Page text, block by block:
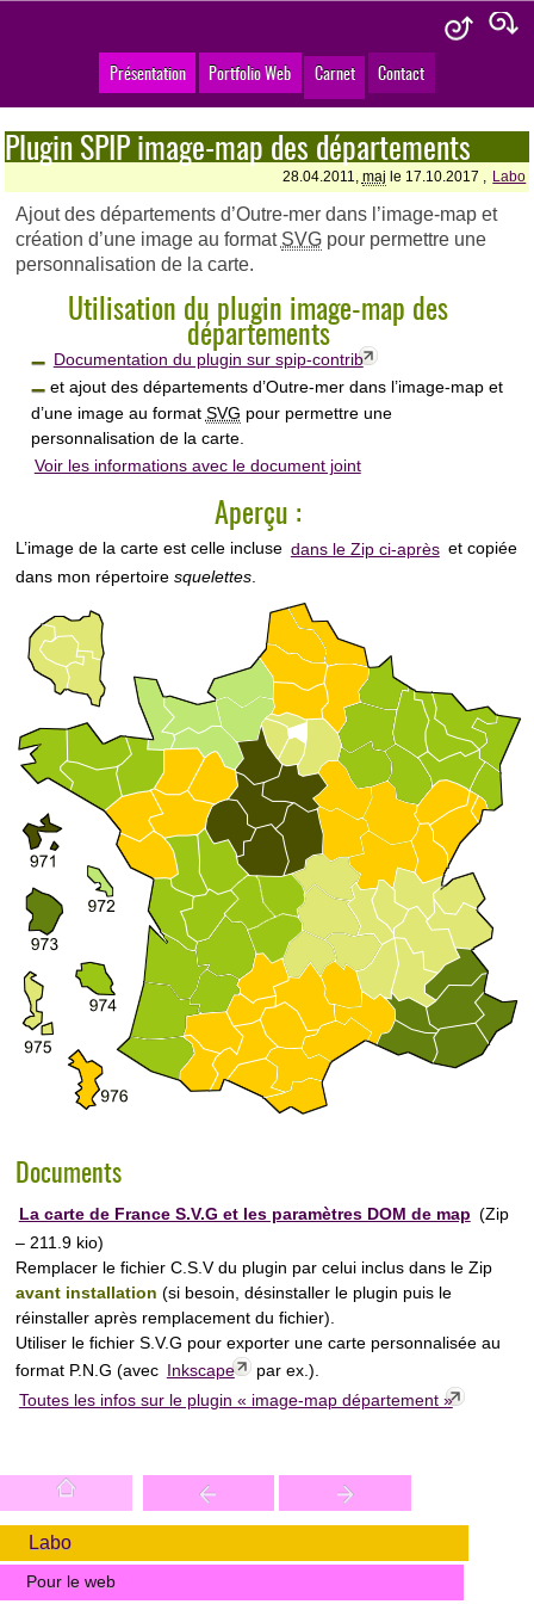
Présentation Portfolio Web Carnet Contact
Plugin SPIP image-map des départements
28.04.2011, maj le 17.10.2017 , Labo
Ajout des départements d’Outre-mer dans l’image-map et
création d’une image au format SVGpour permettre une
personnalisation de la carte.
Utilisation du plugin image-map des
départements
Documentation du plugin sur spip-contrib
et ajout des départements d’Outre-mer dans l’image-map et
d’une image au format SVG pour permettre une
personnalisation de la carte.
Voir les informations avec le document joint
Aperçu :
L’image de la carte est celle incluse dans le Zip ci-après et copiée
dans mon répertoire squelettes.
Documents
La carte de France S.V.G et les paramètres DOM de map (Zip
– 211.9 kio)
Remplacer le fichier C.S.V du plugin par celui inclus dans le Zip
avant installation (si besoin, désinstaller le plugin puis le
réinstaller après remplacement du fichier).
Utiliser le fichier S.V.G pour exporter une carte personnalisée au
format P.N.G (avec Inkscape
par ex.).
Toutes les infos sur le plugin « image-map département »
Labo
Pour le web